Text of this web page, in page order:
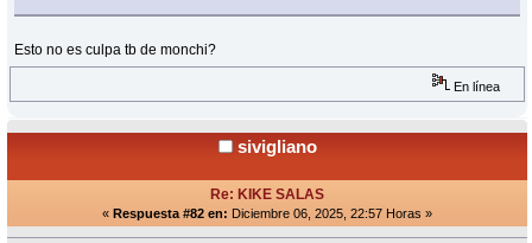
Esto no es culpa tb de monchi?
En línea
sivigliano
Re: KIKE SALAS
« Respuesta #82 en: Diciembre 06, 2025, 22:57 Horas »